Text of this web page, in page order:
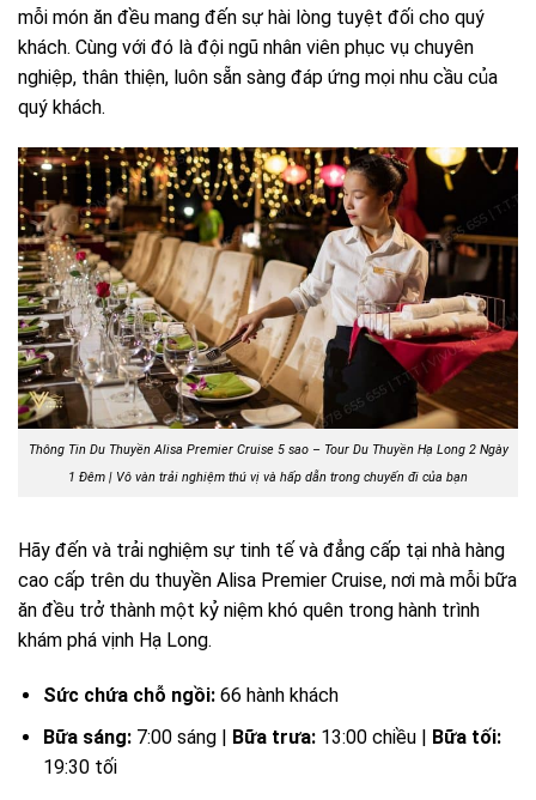
mỗi món ăn đều mang đến sự hài lòng tuyệt đối cho quý
khách. Cùng với đó là đội ngũ nhân viên phục vụ chuyên
nghiệp, thân thiện, luôn sẵn sàng đáp ứng mọi nhu cầu của
quý khách.
Thông Tin Du Thuyền Alisa Premier Cruise 5 sao – Tour Du Thuyền Hạ Long 2 Ngày
1 Đêm | Vô vàn trải nghiệm thú vị và hấp dẫn trong chuyến đi của bạn
Hãy đến và trải nghiệm sự tinh tế và đẳng cấp tại nhà hàng
cao cấp trên du thuyền Alisa Premier Cruise, nơi mà mỗi bữa
ăn đều trở thành một kỷ niệm khó quên trong hành trình
khám phá vịnh Hạ Long.
Sức chứa chỗ ngồi:66 hành khách
Bữa sáng:7:00 sáng | Bữa trưa:13:00 chiều | Bữa tối:
19:30 tối